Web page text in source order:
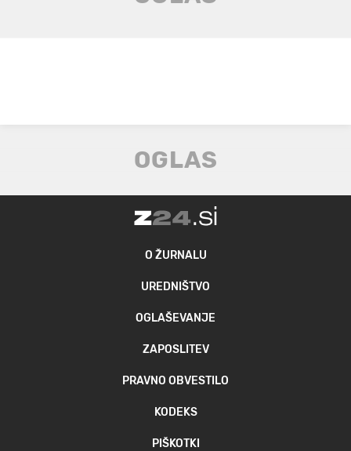
O ŽURNALU
UREDNIŠTVO
OGLAŠEVANJE
ZAPOSLITEV
PRAVNO OBVESTILO
KODEKS
PIŠKOTKI